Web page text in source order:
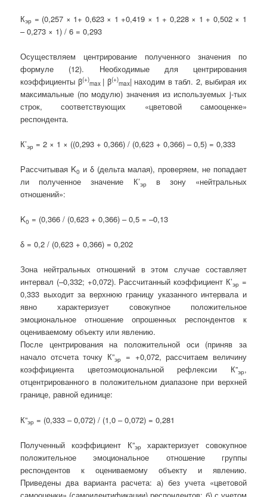
Кэр = (0,257 × 1+ 0,623 × 1 +0,419 × 1 + 0,228 × 1 + 0,502 × 1
– 0,273 × 1) / 6 = 0,293
Осуществляем центрирование полученного значения по
формуле (12). Необходимые для центрирования
коэффициенты β(+)
max | β(+)
max| находим в табл. 2, выбирая их
максимальные (по модулю) значения из используемых j-тых
строк, соответствующих «цветовой самооценке»
респондента.
К’эр = 2 × 1 × ((0,293 + 0,366) / (0,623 + 0,366) – 0,5) = 0,333
Рассчитывая K0 иδ (дельта малая), проверяем, не попадает
ли полученное значение К’эр
в зону «нейтральных
отношений»:
K0 = (0,366 / (0,623 + 0,366) – 0,5 = –0,13
δ = 0,2 / (0,623 + 0,366) = 0,202
Зона нейтральных отношений в этом случае составляет
интервал (–0,332; +0,072). Рассчитанный коэффициент К’эр =
0,333 выходит за верхнюю границу указанного интервала и
явно характеризует совокупное положительное
эмоциональное отношение опрошенных респондентов к
оцениваемому объекту или явлению.
После центрирования на положительной оси (приняв за
начало отсчета точку К”эр
= +0,072, рассчитаем величину
коэффициента цветоэмоциональной рефлексии К”эр,
отцентрированного в положительном диапазоне при верхней
границе, равной единице:
К”эр = (0,333 – 0,072) / (1,0 – 0,072) = 0,281
Полученный коэффициент К”эр характеризует совокупное
положительное эмоциональное отношение группы
респондентов к оцениваемому объекту и явлению.
Приведены два варианта расчета: а) без учета «цветовой